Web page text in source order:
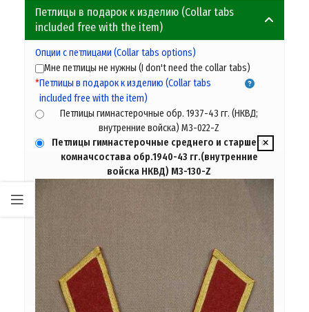
Петлицы в подарок к изделию (Collar tabs
included free with the item)
Опции с петлицами (Сollar tabs options)
Мне петлицы не нужны (I don't need the collar tabs)
*Петлицы в подарок к изделию (Collar tabs
included free with the item)
Петлицы гимнастерочные обр. 1937-43 гг. (НКВД;
внутренние войска) M3-022-Z
Петлицы гимнастерочные среднего и старшего
комначсостава обр.1940-43 гг.(внутренние
войска НКВД) M3-130-Z